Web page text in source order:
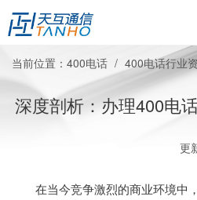
当前位置： 400电话 400电话行业
深度剖析：办理400电
更
在当今竞争激烈的商业环境中